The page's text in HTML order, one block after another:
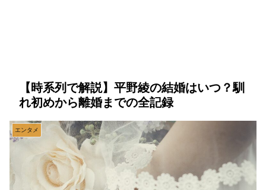
【時系列で解説】平野綾の結婚はいつ？馴
れ初めから離婚までの全記録
エンタメ